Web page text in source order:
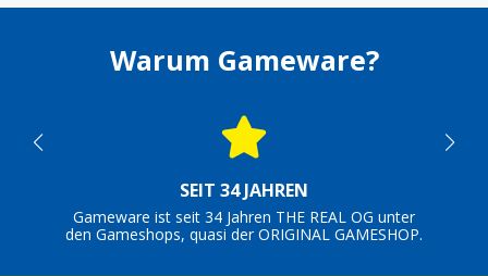
Warum Gameware?
SEIT 34 JAHREN
Gameware ist seit 34 Jahren THE REAL OG unter
den Gameshops, quasi der ORIGINAL GAMESHOP.